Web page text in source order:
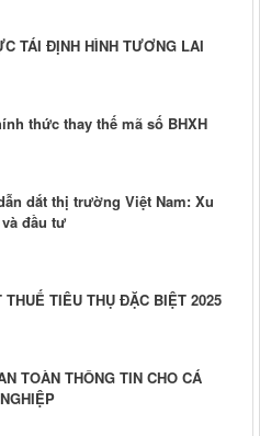
TÁI ĐỊNH HÌNH TƯƠNG LAI
thức thay thế mã số BHXH
dắt thị trường Việt Nam: Xu
đầu tư
TIÊU THỤ ĐẶC BIỆT 2025
TOÀN THÔNG TIN CHO CÁ